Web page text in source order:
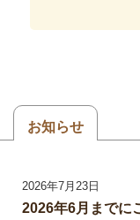
お知らせ
2026年7月23日
2026年6月までに